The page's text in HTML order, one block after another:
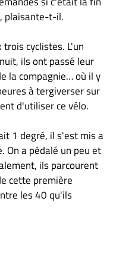
plaisante-t-il.
cyclistes. L'un
ils ont passé leur
la compagnie… où il y
à tergiverser sur
d'utiliser ce vélo.
1 degré, il s'est mis a
On a pédalé un peu et
ils parcourent
cette première
les 40 qu'ils